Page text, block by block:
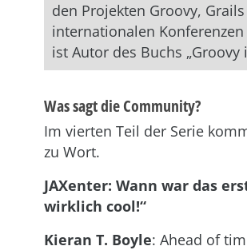
den Projekten Groovy,
internationalen
ist Autor des Buchs „Groovy
Was sagt die Community?
Im vierten Teil der Serie
zu Wort.
JAXenter: Wann war das
wirklich cool!“
Kieran T. Boyle: Ahead of